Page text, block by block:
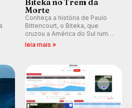
Biteka no Trem da
Morte
Conheça a história de Paulo
Bittencourt, o Biteka, que
cruzou a América do Sul rumo
ao Pacífico em uma jornada
leia mais »